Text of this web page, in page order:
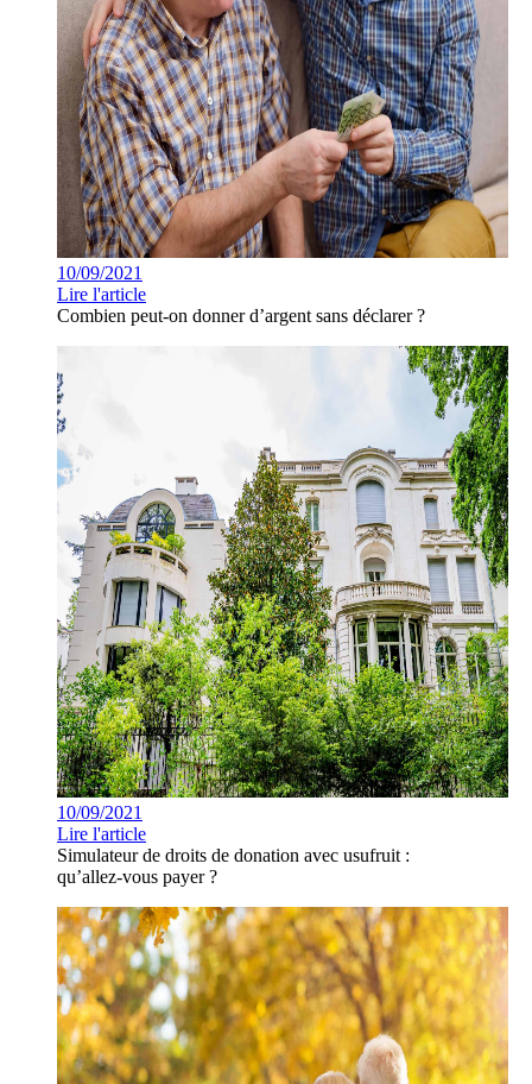
10/09/2021
Lire l'article
Combien peut-on donner d’argent sans déclarer ?
10/09/2021
Lire l'article
Simulateur de droits de donation avec usufruit :
qu’allez-vous payer ?